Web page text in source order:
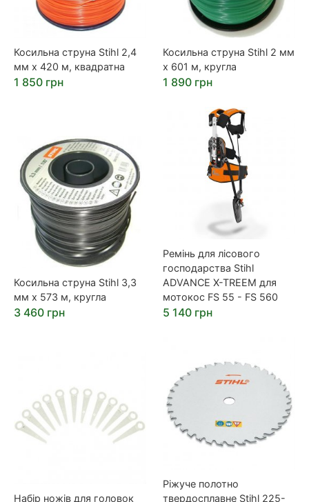
Косильна струна Stihl 2,4
мм х 420 м, квадратна
1 850 грн
Косильна струна Stihl 2 мм
х 601 м, кругла
1 890 грн
Косильна струна Stihl 3,3
мм х 573 м, кругла
3 460 грн
Ремінь для лісового
господарства Stihl
ADVANCE X-TREEM для
мотокос FS 55 - FS 560
5 140 грн
Набір ножів для головок
Ріжуче полотно
твердосплавне Stihl 225-